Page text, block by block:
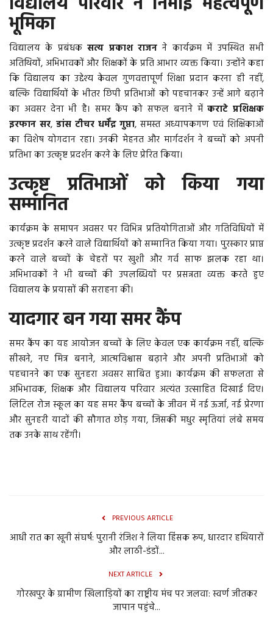
भूमिका
विद्यालय के प्रबंधकसत्य प्रकाश राजन ने कार्यक्रम में उपस्थित सभी
अतिथियों, अभिभावकों और शिक्षकों के प्रति आभार व्यक्त किया। उन्होंने कहा
कि विद्यालय का उद्देश्य केवल गुणवत्तापूर्ण शिक्षा प्रदान करना ही नहीं,
बल्कि विद्यार्थियों के भीतर छिपी प्रतिभाओं को पहचानकर उन्हें आगे बढ़ाने
का अवसर देना भी है। समर कैंप को सफल बनाने मेंकराटे प्रशिक्षक
इरफान सर, डांस टीचर धर्मेंद्र गुप्ता, समस्त अध्यापकगण एवं शिक्षिकाओं
का विशेष योगदान रहा। उनकी मेहनत और मार्गदर्शन ने बच्चों को अपनी
प्रतिभा का उत्कृष्ट प्रदर्शन करने के लिए प्रेरित किया।
उत्कृष्ट प्रतिभाओं को किया गया
सम्मानित
कार्यक्रम के समापन अवसर पर विभिन्न प्रतियोगिताओं और गतिविधियों में
उत्कृष्ट प्रदर्शन करने वाले विद्यार्थियों को सम्मानित किया गया। पुरस्कार प्राप्त
करने वाले बच्चों के चेहरों पर खुशी और गर्व साफ झलक रहा था।
अभिभावकों ने भी बच्चों की उपलब्धियों पर प्रसन्नता व्यक्त करते हुए
विद्यालय के प्रयासों की सराहना की।
यादगार बन गया समर कैंप
समर कैंप का यह आयोजन बच्चों के लिए केवल एक कार्यक्रम नहीं, बल्कि
सीखने, नए मित्र बनाने, आत्मविश्वास बढ़ाने और अपनी प्रतिभाओं को
पहचानने का एक सुनहरा अवसर साबित हुआ। कार्यक्रम की सफलता से
अभिभावक, शिक्षक और विद्यालय परिवार अत्यंत उत्साहित दिखाई दिए।
लिटिल रोज स्कूल का यह समर कैंप बच्चों के जीवन में नई ऊर्जा, नई प्रेरणा
और सुनहरी यादों की सौगात छोड़ गया, जिसकी मधुर स्मृतियां लंबे समय
तक उनके साथ रहेंगी।
PREVIOUS ARTICLE
आधी रात का खूनी संघर्ष: पुरानी रंजिश ने लिया हिंसक रूप, धारदार हथियारों
और लाठी-डंडों...
NEXT ARTICLE
गोरखपुर के ग्रामीण खिलाड़ियों का राष्ट्रीय मंच पर जलवा: स्वर्ण जीतकर
जापान पहुंचे...